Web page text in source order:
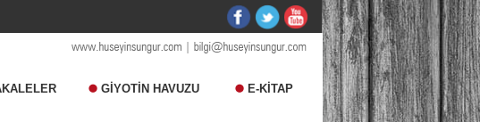
GİYOTİN HAVUZU E-KİTAP